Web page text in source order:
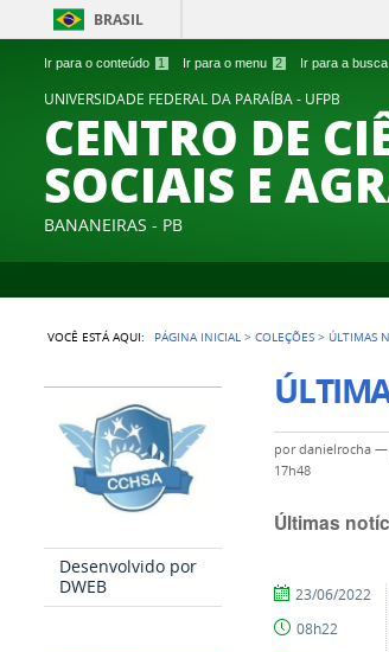
Ir para o conteúdo 1 Ir para o menu 2 Ir para a busca
BRASIL
UNIVERSIDADE FEDERAL DA PARAÍBA - UFPB
CENTRO DE
SOCIAIS E
BANANEIRAS - PB
VOCÊ ESTÁ AQUI: PÁGINA INICIAL >COLEÇÕES > ÚLTIMAS
Desenvolvido por
DWEB
pordanielrocha —
17h48
Últimas
por
publicado
23/06/2022
08h22